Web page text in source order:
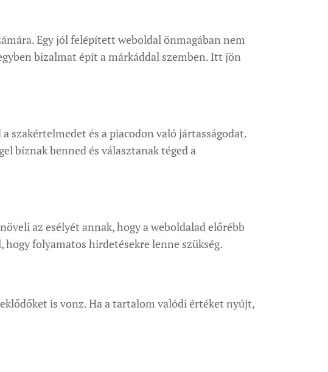
Egy jól felépített weboldal önmagában nem
bizalmat épít a márkáddal szemben. Itt jön
szakértelmedet és a piacodon való jártasságodat.
bíznak benned és választanak téged a
az esélyét annak, hogy a weboldalad előrébb
folyamatos hirdetésekre lenne szükség.
is vonz. Ha a tartalom valódi értéket nyújt,